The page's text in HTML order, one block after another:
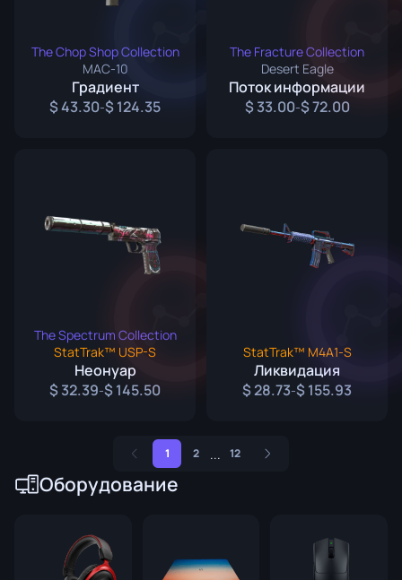
The Chop Shop Collection
MAC-10
Градиент
43.30- 124.35
The Fracture Collection
Desert Eagle
Поток информации
33.00- 72.00
The Spectrum Collection
StatTrak™ USP-S
Неонуар
32.39- 145.50
StatTrak™ M4A1-S
Ликвидация
28.73- 155.93
1 2 ... 12
Оборудование